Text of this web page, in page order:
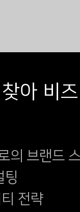
아 비
의 브랜드
팅
전략